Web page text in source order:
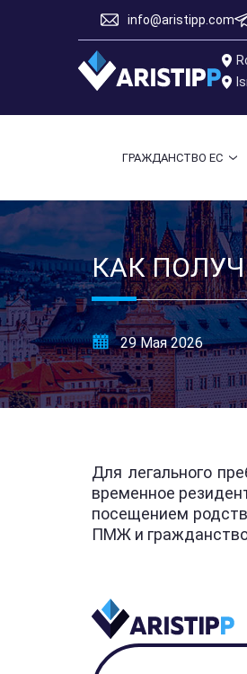
info@aristipp.com
ГРАЖДАНСТВО ЕС
КАК
29 Мая 2026
Для легального
временное
посещением
ПМЖ и